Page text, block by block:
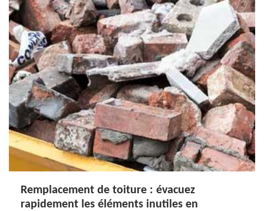
Remplacement de toiture : évacuez
rapidement les éléments inutiles en